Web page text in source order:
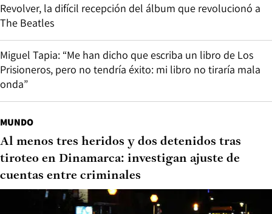
Revolver, la difícil recepción del álbum que revolucionó a
The Beatles
Miguel Tapia: “Me han dicho que escriba un libro de Los
Prisioneros, pero no tendría éxito: mi libro no tiraría mala
onda”
MUNDO
Al menos tres heridos y dos detenidos tras
tiroteo en Dinamarca: investigan ajuste de
cuentas entre criminales